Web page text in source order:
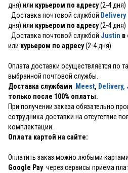
дня) или курьером по адресу(2-4 дня)
Доставка почтовой службой Delivery
дня) или курьером по адресу(2-4 дня)
Доставка почтовой службой Justin в
или курьером по адресу(2-4 дня)
Оплата доставки осуществляется по
выбранной почтовой службы.
Доставка службами Meest, Delivery,
только после 100% оплаты.
При получении заказа обязательно
сотрудника доставки на отсутствие
комплектации.
Оплата картой на сайте:
Оплатить заказ можно любыми картами
Google Pay через сервисы приема